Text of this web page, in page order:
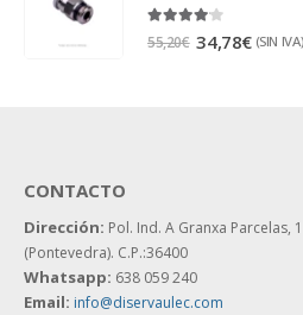
55,20€ 34,78€ (SIN IVA)
CONTACTO
Dirección: Pol. Ind. A Granxa Parcelas,
(Pontevedra). C.P.:36400
Whatsapp: 638 059 240
Email: info@diservaulec.com